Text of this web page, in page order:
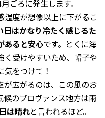
ごろに発生します。
温度が想像以上に下がるこ
日はかなり冷たく感じるた
あると安心です。とくに海
く受けやすいため、帽子や
をつけて！
が広がるのは、この風のお
候のプロヴァンス地方は雨
は晴れと言われるほど。